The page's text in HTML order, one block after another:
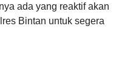
ada yang reaktif akan
Bintan untuk segera